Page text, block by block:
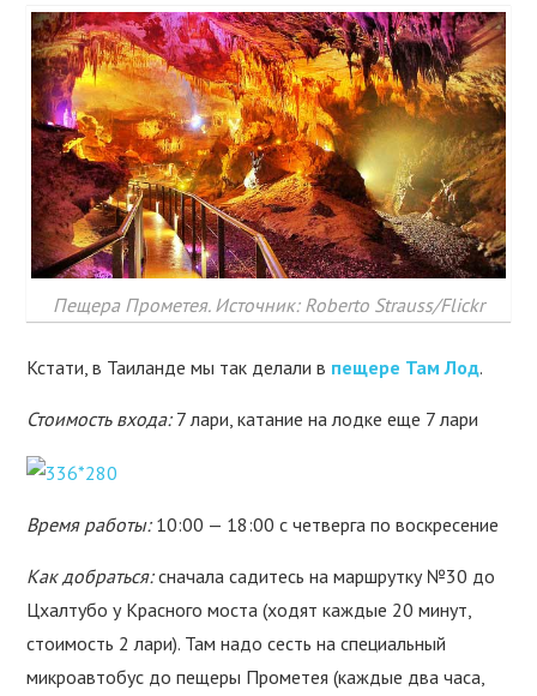
Пещера Прометея. Источник: Roberto Strauss/Flickr
Кстати, в Таиланде мы так делали в пещере Там Лод.
Стоимость входа:7 лари, катание на лодке еще 7 лари
Время работы:10:00 — 18:00 с четверга по воскресение
Как добраться:сначала садитесь на маршрутку №30 до
Цхалтубо у Красного моста (ходят каждые 20 минут,
стоимость 2 лари). Там надо сесть на специальный
микроавтобус до пещеры Прометея (каждые два часа,